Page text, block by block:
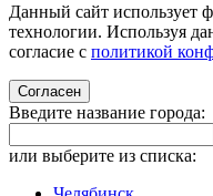
Данный сайт использует
технологии. Используя
согласие с политикой
Согласен
Введите название города:
или выберите из списка: